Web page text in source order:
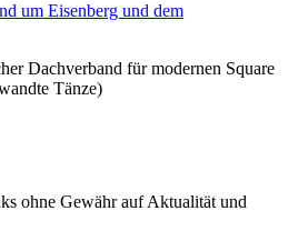
um Eisenberg und dem
Dachverband für modernen Square
Tänze)
ohne Gewähr auf Aktualität und